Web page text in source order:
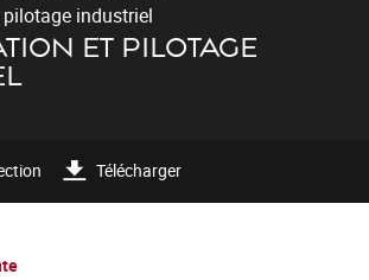
industriel
ET PILOTAGE
Télécharger